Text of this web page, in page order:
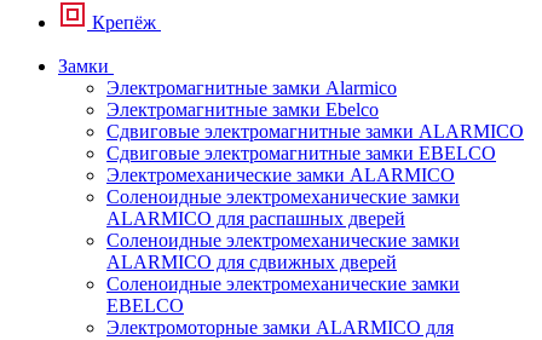
Крепёж
Замки
Электромагнитные замки Alarmico
Электромагнитные замки Ebelco
Сдвиговые электромагнитные замки ALARMICO
Сдвиговые электромагнитные замки EBELCO
Электромеханические замки ALARMICO
Соленоидные электромеханические замки
ALARMICO для распашных дверей
Соленоидные электромеханические замки
ALARMICO для сдвижных дверей
Соленоидные электромеханические замки
EBELCO
Электромоторные замки ALARMICO для